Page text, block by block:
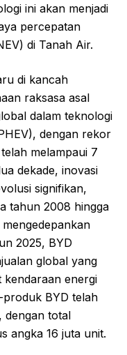
ini akan menjadi
percepatan
di Tanah Air.
di kancah
raksasa asal
dalam teknologi
dengan rekor
melampaui 7
dekade, inovasi
signifikan,
tahun 2008 hingga
2025, BYD
global yang
kendaraan energi
BYD telah
dengan total
angka 16 juta unit.